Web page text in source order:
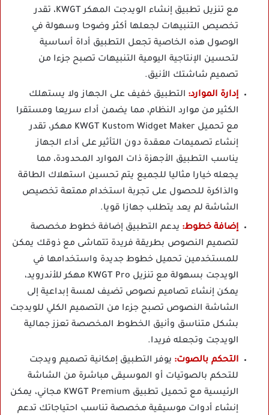
مع تنزيل تطبيق إنشاء الويدجت المهكر KWGT، تقدر
تخصيص التنبيهات لجعلها أكثر وضوحا وسهولة في
الوصول هذه الخاصية تجعل التطبيق أداة أساسية
لتحسين الإنتاجية اليومية التنبيهات تصبح جزءا من
تصميم شاشتك الأنيق.
إدارة الموارد: التطبيق خفيف على الجهاز ولا يستهلك
الكثير من موارد النظام، مما يضمن أداء سريعا ومستقرا
مع تحميل KWGT Kustom Widget Maker مهكر، تقدر
إنشاء تصميمات معقدة دون التأثير على أداء الجهاز
يناسب التطبيق الأجهزة ذات الموارد المحدودة، مما
يجعله خيارا مثاليا للجميع يتم تحسين استهلاك الطاقة
والذاكرة للحصول على تجربة استخدام ممتعة تخصيص
الشاشة لم يعد يتطلب جهازا قويا.
إضافة خطوط: يدعم التطبيق إضافة خطوط مخصصة
لتصميم النصوص بطريقة فريدة تتماشى مع ذوقك يمكن
للمستخدمين تحميل خطوط جديدة واستخدامها في
الويدجت بسهولة مع تنزيل KWGT Pro مهكر للأندرويد،
يمكن إنشاء تصاميم نصوص تضيف لمسة إبداعية إلى
الشاشة النصوص تصبح جزءا من التصميم الكلي للويدجت
بشكل متناسق وأنيق الخطوط المخصصة تعزز جمالية
الويدجت وتجعله فريدا.
التحكم بالصوت: يوفر التطبيق إمكانية تصميم ويدجت
للتحكم بالصوتيات أو الموسيقى مباشرة من الشاشة
الرئيسية مع تحميل تطبيق KWGT Premium مجاني، يمكن
إنشاء أدوات موسيقية مخصصة تناسب احتياجاتك تدعم